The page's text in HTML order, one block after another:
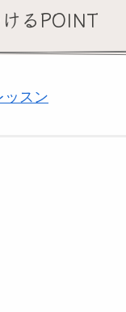
るPOINT
ッスン